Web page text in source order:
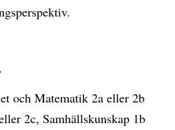
och Matematik 2a eller 2b
2c, Samhällskunskap 1b